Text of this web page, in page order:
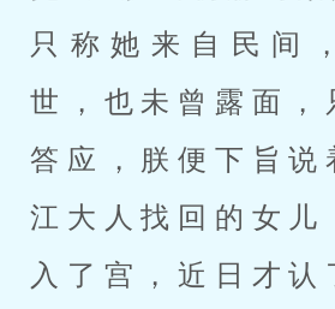
只称她来自民间
世，也未曾露面，
答应，朕便下旨说
江大人找回的女儿
入了宫，近日才认